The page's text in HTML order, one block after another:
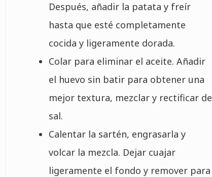
Después, añadir la patata y freír
hasta que esté completamente
cocida y ligeramente dorada.
Colar para eliminar el aceite. Añadir
el huevo sin batir para obtener una
mejor textura, mezclar y rectificar de
sal.
Calentar la sartén, engrasarla y
volcar la mezcla. Dejar cuajar
ligeramente el fondo y remover para